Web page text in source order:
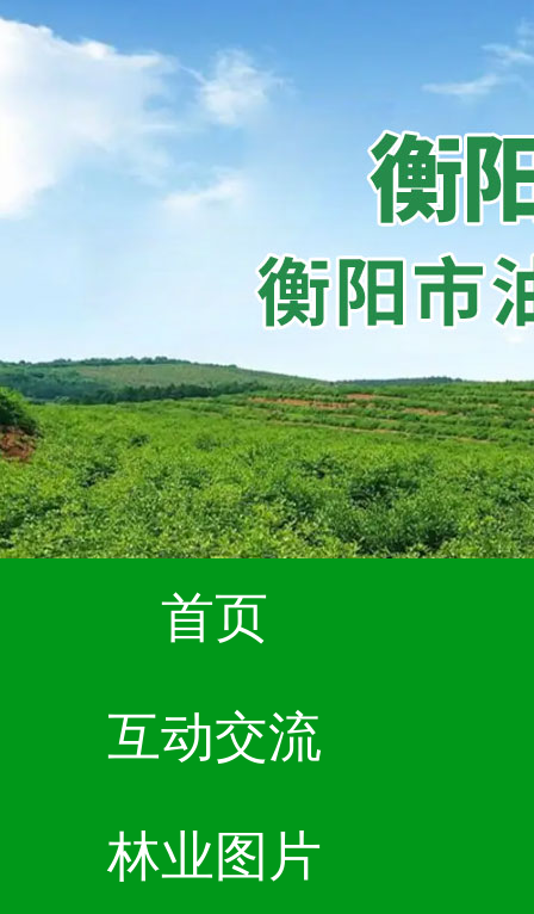
首页
互动交流
林业图片